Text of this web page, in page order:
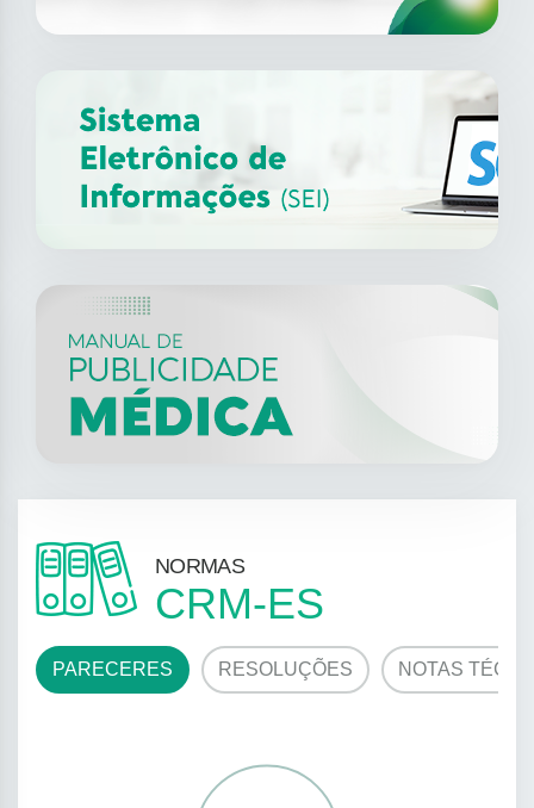
Insuficiência Cardíaca em
Linhares
16
2026
NORMAS
CRM-ES
PARECERES RESOLUÇÕES NOTAS